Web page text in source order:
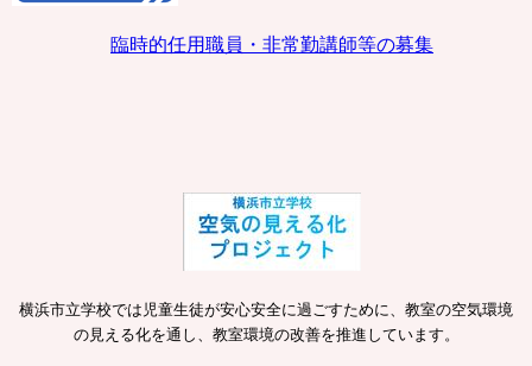
臨時的任用職員・非常勤講師等の募集
横浜市立学校では児童生徒が安心安全に過ごすために、教室の空気環境
の見える化を通し、教室環境の改善を推進しています。